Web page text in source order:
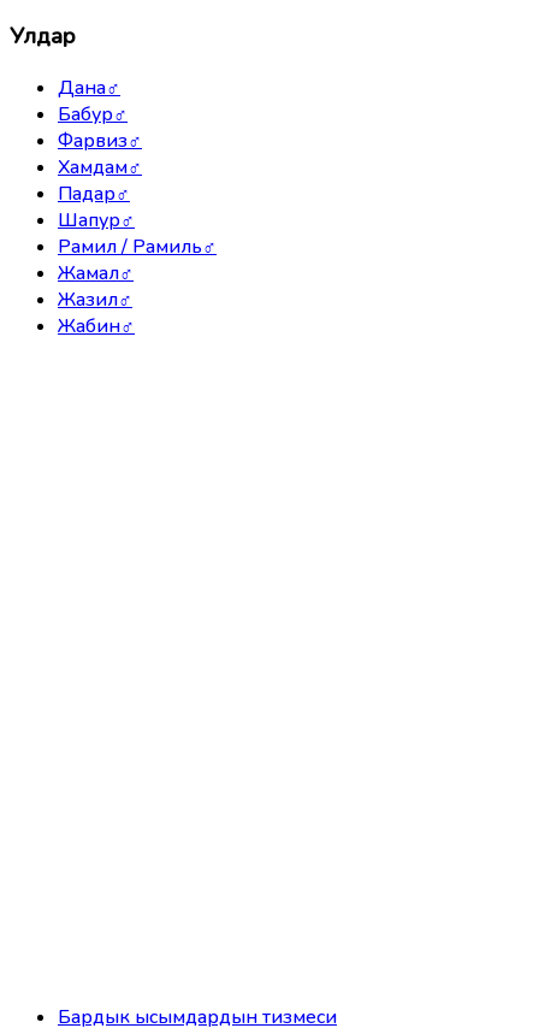
Улдар
Дана♂
Бабур♂
Фарвиз♂
Хамдам♂
Падар♂
Шапур♂
Рамил / Рамиль♂
Жамал♂
Жазил♂
Жабин♂
Бардык ысымдардын тизмеси